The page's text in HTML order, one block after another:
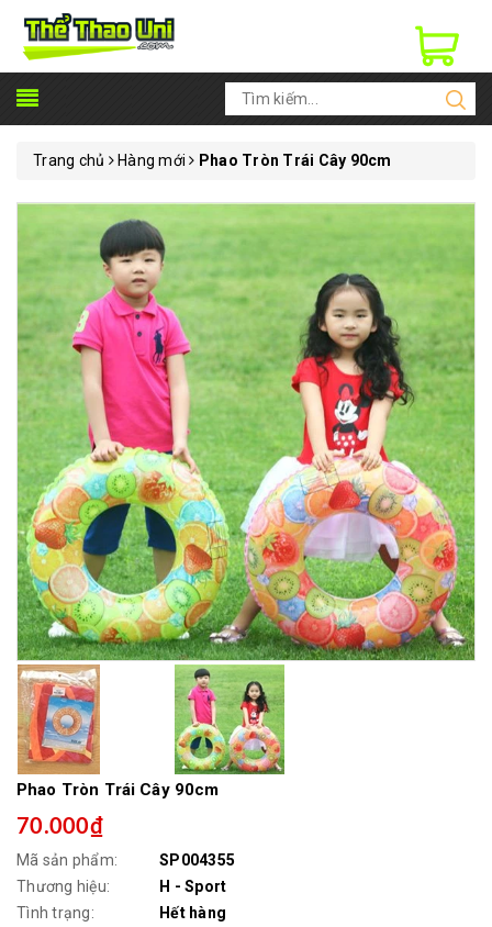
Trang chủ Hàng mới Phao Tròn Trái Cây 90cm
Phao Tròn Trái Cây 90cm
70.000₫
Mã sản phẩm:
SP004355
Thương hiệu:
H - Sport
Tình trạng:
Hết hàng